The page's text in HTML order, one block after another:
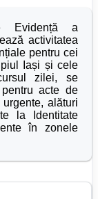
Evidență a
activitatea
pentru cei
Iași și cele
zilei, se
acte de
alături
la Identitate
în zonele